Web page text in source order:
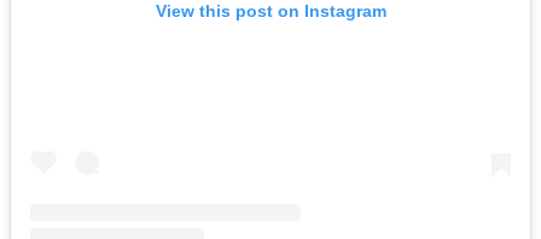
View this post on Instagram